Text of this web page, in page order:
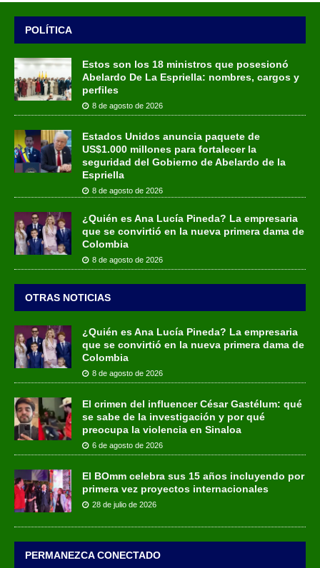
POLÍTICA
Estos son los 18 ministros que posesionó
Abelardo De La Espriella: nombres, cargos y
perfiles
8 de agosto de 2026
Estados Unidos anuncia paquete de
US$1.000 millones para fortalecer la
seguridad del Gobierno de Abelardo de la
Espriella
8 de agosto de 2026
¿Quién es Ana Lucía Pineda? La empresaria
que se convirtió en la nueva primera dama de
Colombia
8 de agosto de 2026
OTRAS NOTICIAS
¿Quién es Ana Lucía Pineda? La empresaria
que se convirtió en la nueva primera dama de
Colombia
8 de agosto de 2026
El crimen del influencer César Gastélum: qué
se sabe de la investigación y por qué
preocupa la violencia en Sinaloa
6 de agosto de 2026
El BOmm celebra sus 15 años incluyendo por
primera vez proyectos internacionales
28 de julio de 2026
PERMANEZCA CONECTADO